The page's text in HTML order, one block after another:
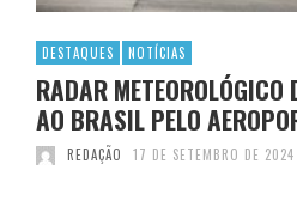
DESTAQUES NOTÍCIAS
RADAR
AO BRASIL PELO
REDAÇÃO 17 DE SETEMBRO DE 2024